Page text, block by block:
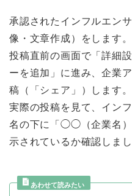
承認されたインフルエン
像・文章作成）をします。
投稿直前の画面で「詳細
ーを追加」に進み、企業
稿（「シェア」）します。
実際の投稿を見て、イン
名の下に「◯◯（企業名）
示されているか確認しまし